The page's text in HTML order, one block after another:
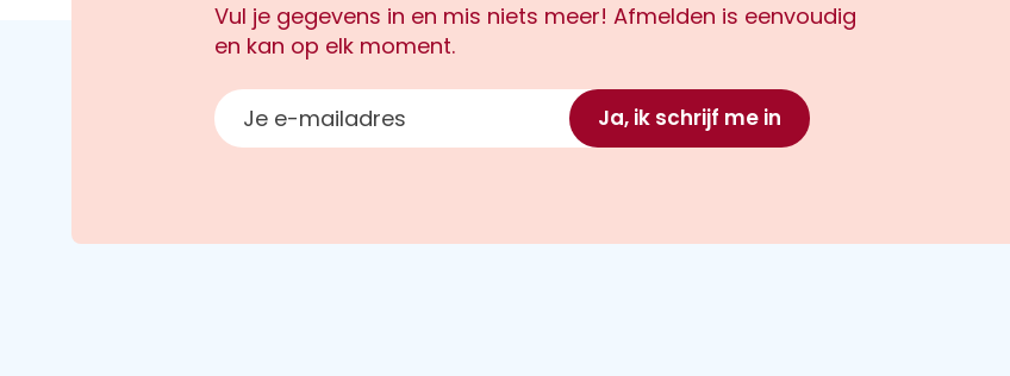
Vul je gegevens in en mis niets meer! Afmelden is eenvoudig
en kan op elk moment.
E-mailadres
Ja, ik schrijf me in